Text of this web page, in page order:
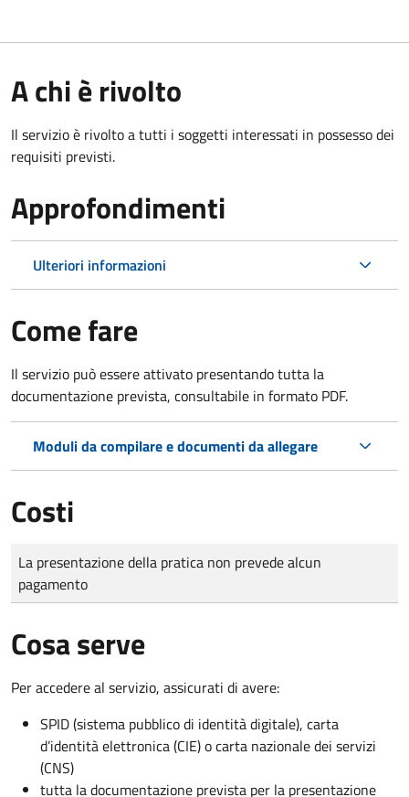
A chi è rivolto
Il servizio è rivolto a tutti i soggetti interessati in possesso dei
requisiti previsti.
Approfondimenti
Ulteriori informazioni
Come fare
Il servizio può essere attivato presentando tutta la
documentazione prevista, consultabile in formato PDF.
Moduli da compilare e documenti da allegare
Costi
Tipo di pagamento
Importo
La presentazione della pratica non prevede alcun
pagamento
Cosa serve
Per accedere al servizio, assicurati di avere:
SPID (sistema pubblico di identità digitale), carta
d’identità elettronica (CIE) o carta nazionale dei servizi
(CNS)
tutta la documentazione prevista per la presentazione